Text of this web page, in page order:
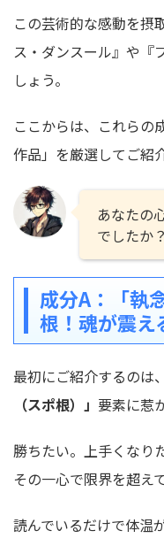
この芸術的な感動を摂
ス・ダンスール』や『
しょう。
ここからは、これらの
作品」を厳選してご紹
あなたの
でしたか
成分A：「執
根！魂が震え
最初にご紹介するのは
（スポ根）」 要素に惹
勝ちたい。上手くなり
その一心で限界を超え
読んでいるだけで体温